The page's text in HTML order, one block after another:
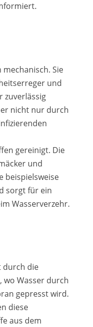
Sie
und
zuverlässig
nicht nur durch
gereinigt. Die
und
beispielsweise
sorgt für ein
Wasserverzehr.
durch die
wo Wasser durch
gepresst wird.
diese
aus dem